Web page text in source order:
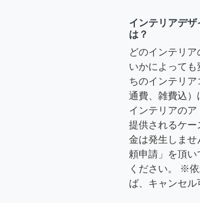
インテリアデ
は？
どのインテリ
いかによって
ちのインテリ
通費、雑費込）
インテリアの
提供されるケ
金は発生しませ
頼申請」を頂
ください。 ※
ば、キャンセル